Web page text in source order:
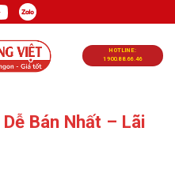
HOTLINE:
1900.88.66.46
Bán Nhất – Lãi